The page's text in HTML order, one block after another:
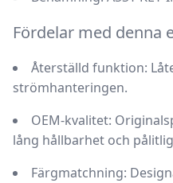
Fördelar med denna
Återställd funktion:
strömhanteringen.
OEM-kvalitet:
lång hållbarhet och
Färgmatchning: